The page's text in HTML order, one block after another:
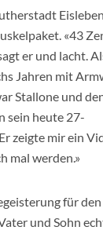
«43
er und lacht.
Jahren mit
Stallone und
sein heute 27-
zeigte mir ein
mal werden.»
für den
und Sohn